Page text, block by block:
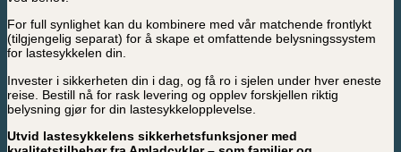
For full synlighet kan du kombinere med vår matchende frontlykt
(tilgjengelig separat) for å skape et omfattende belysningssystem
for lastesykkelen din.
Invester i sikkerheten din i dag, og få ro i sjelen under hver eneste
reise. Bestill nå for rask levering og opplev forskjellen riktig
belysning gjør for din lastesykkelopplevelse.
Utvid lastesykkelens sikkerhetsfunksjoner med